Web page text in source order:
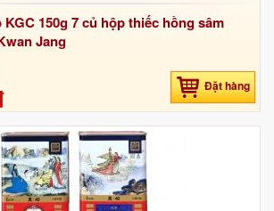
150g 7 củ hộp thiếc hồng sâm
Jang
Đặt hàng